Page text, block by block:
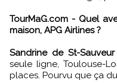
TourMaG.com - Quel
maison, APG Airlines ?
Sandrine de St-Sauveur
seule ligne, Toulouse-
places. Pourvu que ça